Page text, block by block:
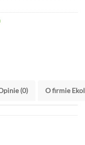
(0) O firmie